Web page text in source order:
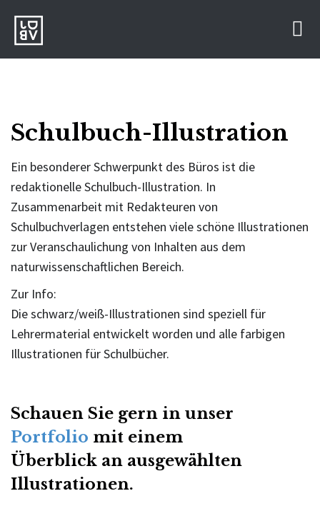
Schulbuch-Illustration
Ein besonderer Schwerpunkt des Büros ist die
redaktionelle Schulbuch-Illustration. In
Zusammenarbeit mit Redakteuren von
Schulbuchverlagen entstehen viele schöne Illustrationen
zur Veranschaulichung von Inhalten aus dem
naturwissenschaftlichen Bereich.
Zur Info:
Die schwarz/weiß-Illustrationen sind speziell für
Lehrermaterial entwickelt worden und alle farbigen
Illustrationen für Schulbücher.
Schauen Sie gern in unser
Portfolio mit einem
Überblick an ausgewählten
Illustrationen.